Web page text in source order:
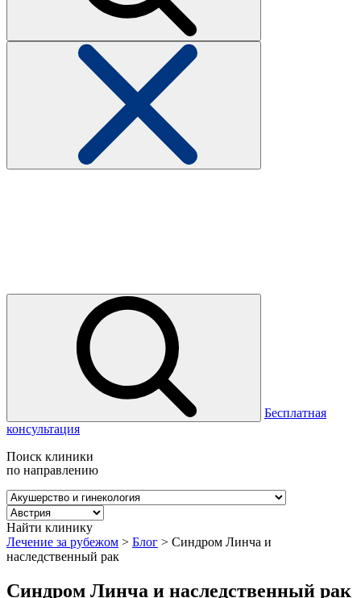
Бесплатная
консультация
Поиск клиники
по направлению
Найти клинику
Лечение за рубежом > Блог > Синдром Линча и
наследственный рак
Синдром Линча и наследственный рак